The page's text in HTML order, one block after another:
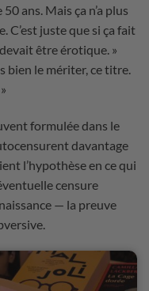
ans. Mais ça n’a plus
C’est juste que si ça fait
être érotique. »
bien le mériter, ce titre.
formulée dans le
davantage
l’hypothèse en ce qui
censure
— la preuve